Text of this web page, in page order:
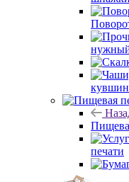
печати